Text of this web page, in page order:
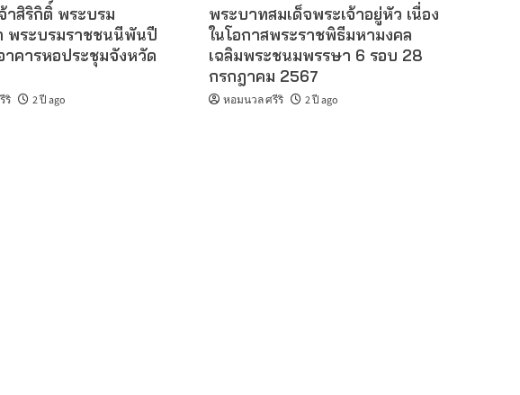
าสิริกิติ์ พระบรม
พระบรมราชชนนีพันปี
คารหอประชุมจังหวัด
ริ 2 ปี ago
พระบาทสมเด็จพระเจ้าอยู่หัว เนื่อง
ในโอกาสพระราชพิธีมหามงคล
เฉลิมพระชนมพรรษา 6 รอบ 28
กรกฎาคม 2567
หอมนวล ศรีริ 2 ปี ago